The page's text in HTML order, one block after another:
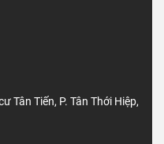
Tân Tiến, P. Tân Thới Hiệp,